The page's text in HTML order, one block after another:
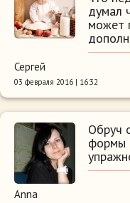
думал
может
Сергей
03 февраля 2016 | 16:32
Обруч
формы
Anna